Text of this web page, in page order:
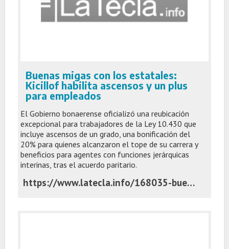
Buenas migas con los estatales:
Kicillof habilita ascensos y un plus
para empleados
El Gobierno bonaerense oficializó una reubicación
excepcional para trabajadores de la Ley 10.430 que
incluye ascensos de un grado, una bonificación del
20% para quienes alcanzaron el tope de su carrera y
beneficios para agentes con funciones jerárquicas
interinas, tras el acuerdo paritario.
https://www.latecla.info/168035-buenas-migas-con-los-estatales-kicillof-habilita-ascensos-y-un-plus-para-empleados-publicos